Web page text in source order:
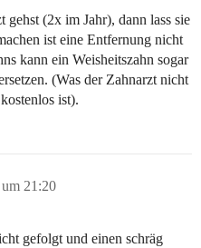
gehst (2x im Jahr), dann lass sie
ist eine Entfernung nicht
kann ein Weisheitszahn sogar
(Was der Zahnarzt nicht
ist).
21:20
gefolgt und einen schräg